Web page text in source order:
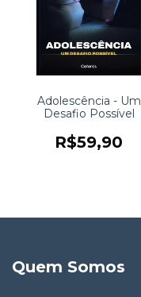
Adolescência - Um
Desafio Possível
R$59,90
Quem Somos